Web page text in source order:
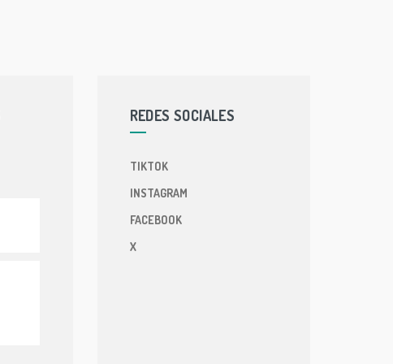
REDES SOCIALES
TIKTOK
INSTAGRAM
FACEBOOK
X